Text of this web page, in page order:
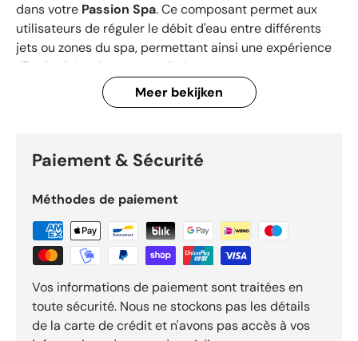
dans votre Passion Spa. Ce composant permet aux
utilisateurs de réguler le débit d'eau entre différents
jets ou zones du spa, permettant ainsi une expérience
d'hydrothérapie personnalisée.
Dimensions :La vanne est conçue pour des tuyaux
est adapté pour lesinstallations de spa plus grandes
nécessitant un débit d'eau plus élevé.
Poignée en forme d'étoile :Offre une prise ferme et
expérience utilisateur améliorée.
Matériau durable :Fabriqué en matériau de haute
Meer bekijken
Paiement & Sécurité
Méthodes de paiement
Vos informations de paiement sont traitées en
toute sécurité. Nous ne stockons pas les détails
de la carte de crédit et n'avons pas accès à vos